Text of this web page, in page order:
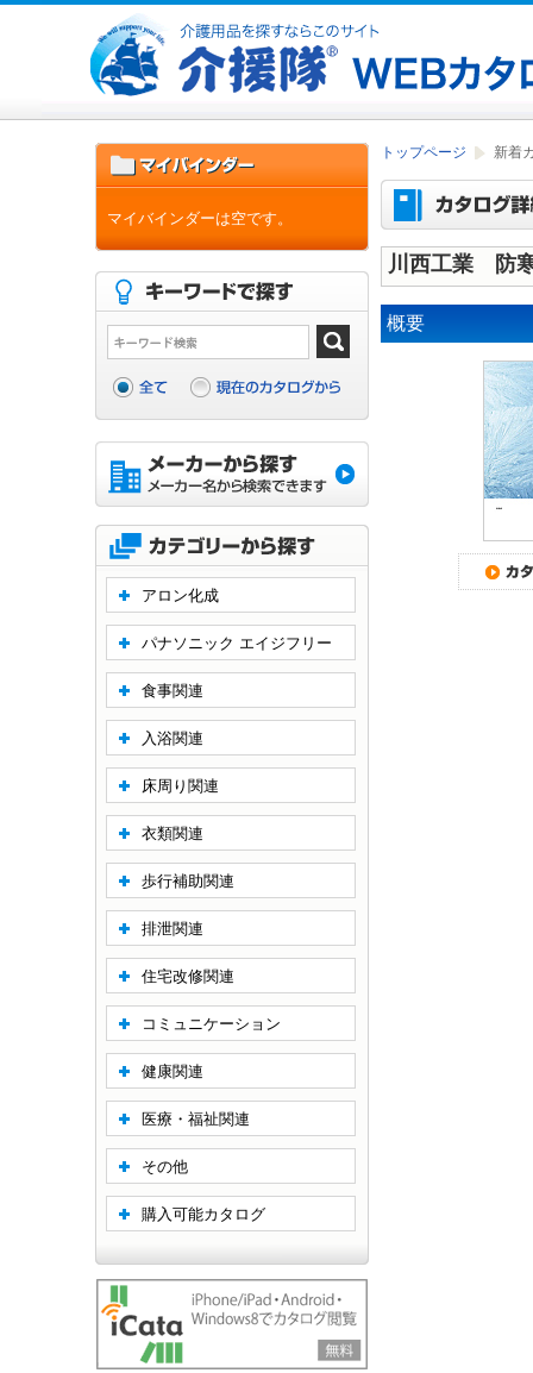
トップページ 新着
川西工業 防
概要
マイバインダーは空です。
アロン化成
パナソニック エイジフリー
食事関連
入浴関連
床周り関連
衣類関連
歩行補助関連
排泄関連
住宅改修関連
コミュニケーション
健康関連
医療・福祉関連
その他
購入可能カタログ